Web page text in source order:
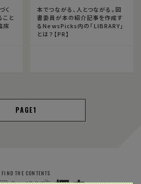
く
こと
床
本でつながる、人とつながる。図
書委員が本の紹介記事を作成す
るNewsPicks内の「LIBRARY」
とは？【PR】
1
FIND THE CONTENTS